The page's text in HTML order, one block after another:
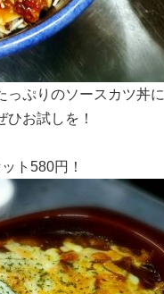
っぷりのソースカツ丼に
お試しを！
ト580円！